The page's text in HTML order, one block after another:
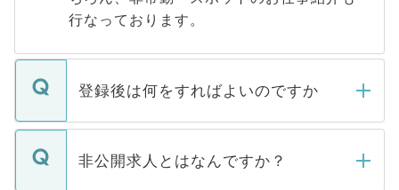
行なっております。
登録後は何をすればよいのですか
ご登録いただきましたら、弊社担当者がご
登録内容を確認し、その後メールもしくは
非公開求人とはなんですか？